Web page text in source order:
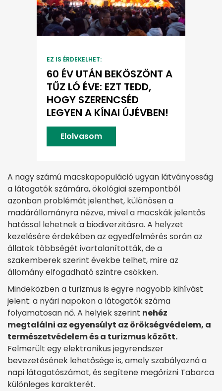
EZ IS ÉRDEKELHET:
60 ÉV UTÁN BEKÖSZÖNT A
TŰZ LÓ ÉVE: EZT TEDD,
HOGY SZERENCSÉD
LEGYEN A KÍNAI ÚJÉVBEN!
Elolvasom
A nagy számú macskapopuláció ugyan látványosság
a látogatók számára, ökológiai szempontból
azonban problémát jelenthet, különösen a
madárállományra nézve, mivel a macskák jelentős
hatással lehetnek a biodiverzitásra. A helyzet
kezelésére érdekében az egyedfelmérés során az
állatok többségét ivartalanították, de a
szakemberek szerint évekbe telhet, mire az
állomány elfogadható szintre csökken.
Mindeközben a turizmus is egyre nagyobb kihívást
jelent: a nyári napokon a látogatók száma
folyamatosan nő. A helyiek szerint nehéz
megtalálni az egyensúlyt az örökségvédelem, a
természetvédelem és a turizmus között.
Felmerült egy elektronikus jegyrendszer
bevezetésének lehetősége is, amely szabályozná a
napi látogatószámot, és segítene megőrizni Tabarca
különleges karakterét.